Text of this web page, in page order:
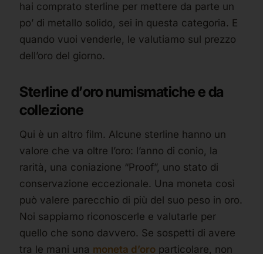
hai comprato sterline per mettere da parte un
po’ di metallo solido, sei in questa categoria. E
quando vuoi venderle, le valutiamo sul prezzo
dell’oro del giorno.
Sterline d’oro numismatiche e da
collezione
Qui è un altro film. Alcune sterline hanno un
valore che va oltre l’oro: l’anno di conio, la
rarità, una coniazione “Proof”, uno stato di
conservazione eccezionale. Una moneta così
può valere parecchio di più del suo peso in oro.
Noi sappiamo riconoscerle e valutarle per
quello che sono davvero. Se sospetti di avere
tra le mani una moneta d’oro particolare, non